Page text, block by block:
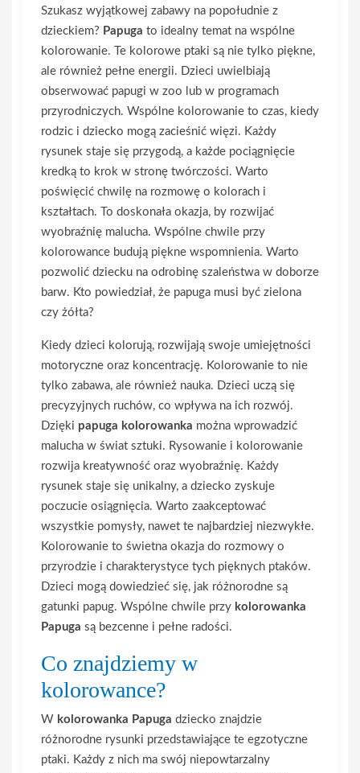
Szukasz wyjątkowej zabawy na popołudnie z
dzieckiem? Papuga to idealny temat na wspólne
kolorowanie. Te kolorowe ptaki są nie tylko piękne,
ale również pełne energii. Dzieci uwielbiają
obserwować papugi w zoo lub w programach
przyrodniczych. Wspólne kolorowanie to czas, kiedy
rodzic i dziecko mogą zacieśnić więzi. Każdy
rysunek staje się przygodą, a każde pociągnięcie
kredką to krok w stronę twórczości. Warto
poświęcić chwilę na rozmowę o kolorach i
kształtach. To doskonała okazja, by rozwijać
wyobraźnię malucha. Wspólne chwile przy
kolorowance budują piękne wspomnienia. Warto
pozwolić dziecku na odrobinę szaleństwa w doborze
barw. Kto powiedział, że papuga musi być zielona
czy żółta?
Kiedy dzieci kolorują, rozwijają swoje umiejętności
motoryczne oraz koncentrację. Kolorowanie to nie
tylko zabawa, ale również nauka. Dzieci uczą się
precyzyjnych ruchów, co wpływa na ich rozwój.
Dzięki papuga kolorowanka można wprowadzić
malucha w świat sztuki. Rysowanie i kolorowanie
rozwija kreatywność oraz wyobraźnię. Każdy
rysunek staje się unikalny, a dziecko zyskuje
poczucie osiągnięcia. Warto zaakceptować
wszystkie pomysły, nawet te najbardziej niezwykłe.
Kolorowanie to świetna okazja do rozmowy o
przyrodzie i charakterystyce tych pięknych ptaków.
Dzieci mogą dowiedzieć się, jak różnorodne są
gatunki papug. Wspólne chwile przy kolorowanka
Papuga są bezcenne i pełne radości.
Co znajdziemy w
kolorowance?
W kolorowanka Papuga dziecko znajdzie
różnorodne rysunki przedstawiające te egzotyczne
ptaki. Każdy z nich ma swój niepowtarzalny